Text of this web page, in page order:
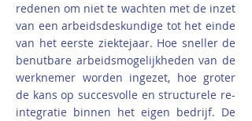
redenen om niet te wachten met de inzet
van een arbeidsdeskundige tot het einde
van het eerste ziektejaar. Hoe sneller de
benutbare arbeidsmogelijkheden van de
werknemer worden ingezet, hoe groter
de kans op succesvolle en structurele re-
integratie binnen het eigen bedrijf. De